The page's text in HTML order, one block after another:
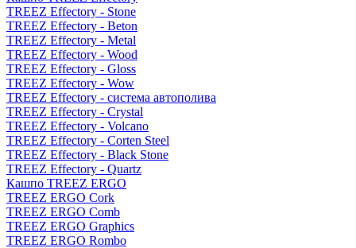
TREEZ Effectory - Stone
TREEZ Effectory - Beton
TREEZ Effectory - Metal
TREEZ Effectory - Wood
TREEZ Effectory - Gloss
TREEZ Effectory - Wow
TREEZ Effectory - система автополива
TREEZ Effectory - Crystal
TREEZ Effectory - Volcano
TREEZ Effectory - Corten Steel
TREEZ Effectory - Black Stone
TREEZ Effectory - Quartz
Кашпо TREEZ ERGO
TREEZ ERGO Cork
TREEZ ERGO Comb
TREEZ ERGO Graphics
TREEZ ERGO Rombo